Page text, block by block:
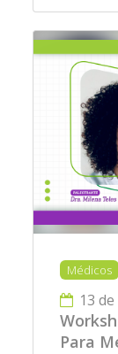
Médicos
13
Para